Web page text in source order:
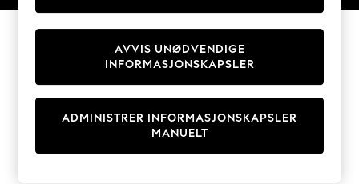
Sweatshirts & Hoodies
Knitwear
Cardigans
Dresses
Sets & Outfits
T-Shirts
ADMINISTRER INFORMASJONSKAPSLER
MANUELT
AVVIS UNØDVENDIGE
INFORMASJONSKAPSLER